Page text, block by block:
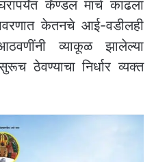
कॅण्डल मार्च काढला
केतनचे आई-वडीलही
व्याकूळ झालेल्या
ठेवण्याचा निर्धार व्यक्त